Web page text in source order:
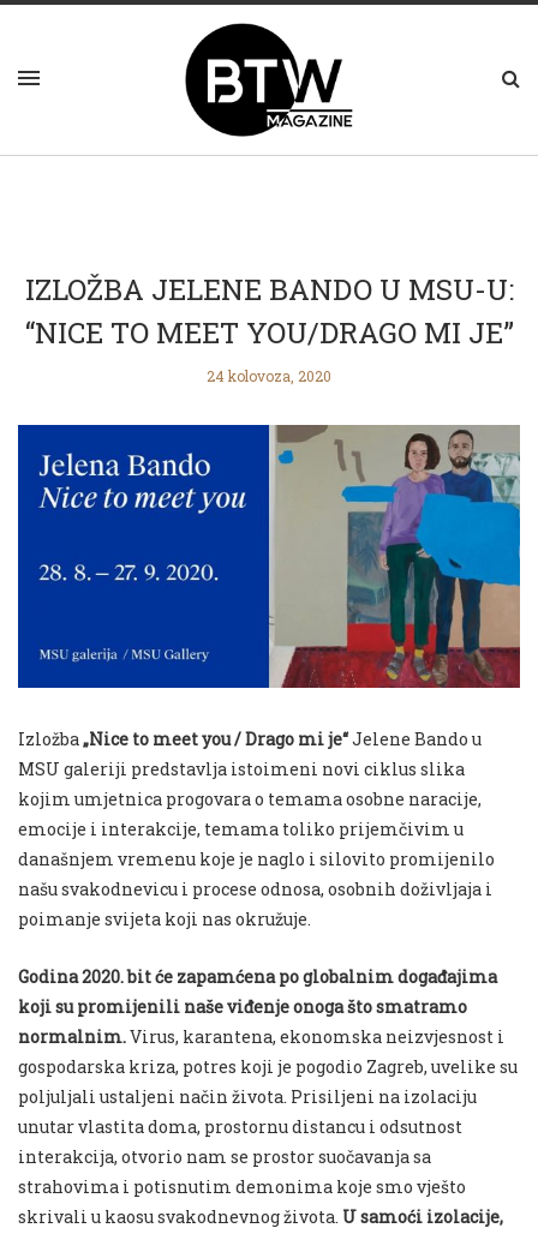
IZLOŽBA JELENE BANDO U MSU-U:
“NICE TO MEET YOU/DRAGO MI JE”
24 kolovoza, 2020
Izložba„Nice to meet you / Drago mi je“Jelene Bando u
MSU galeriji predstavlja istoimeni novi ciklus slika
kojim umjetnica progovara o temama osobne naracije,
emocije i interakcije, temama toliko prijemčivim u
današnjem vremenu koje je naglo i silovito promijenilo
našu svakodnevicu i procese odnosa, osobnih doživljaja i
poimanje svijeta koji nas okružuje.
Godina 2020. bit će zapamćena po globalnim događajima
koji su promijenili naše viđenje onoga što smatramo
normalnim.Virus, karantena, ekonomska neizvjesnost i
gospodarska kriza, potres koji je pogodio Zagreb, uvelike su
poljuljali ustaljeni način života. Prisiljeni na izolaciju
unutar vlastita doma, prostornu distancu i odsutnost
interakcija, otvorio nam se prostor suočavanja sa
strahovima i potisnutim demonima koje smo vješto
skrivali u kaosu svakodnevnog života. U samoći izolacije,